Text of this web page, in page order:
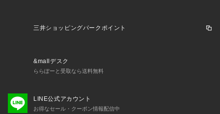
三井ショッピングパークポイント
&mallデスク
ららぽーと受取なら送料無料
LINE公式アカウント
お得なセール・クーポン情報配信中